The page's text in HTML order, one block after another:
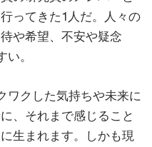
ってきた1人だ。人々の
や希望、不安や疑念
。
ワクした気持ちや未来に
、それまで感じること
生まれます。しかも現